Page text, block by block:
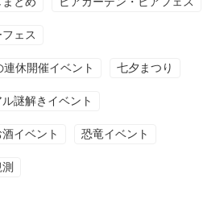
ェス
休開催イベント 七夕まつり
ル謎解きイベント
酒イベント 恐竜イベント